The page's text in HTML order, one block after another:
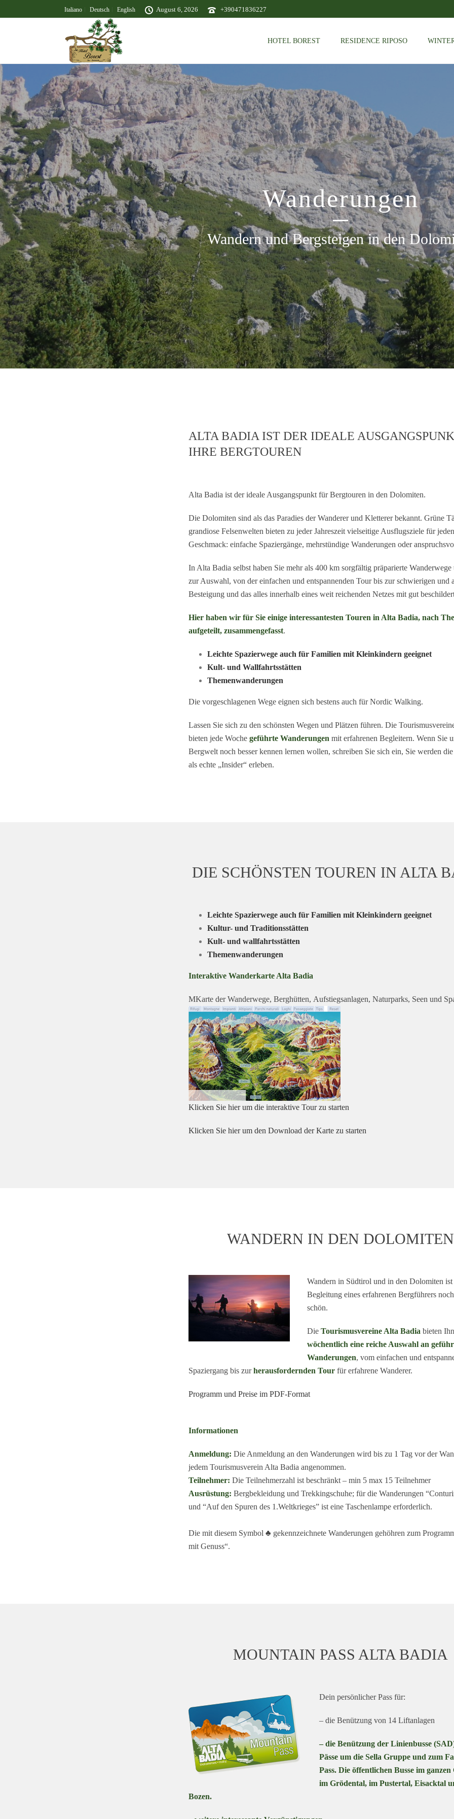
Italiano Deutsch English August 6, 2026 +390471836227
HOTEL BOREST RESIDENCE RIPOSO
Wanderungen
Wandern und Bergsteigen in den
ALTA BADIA IST DER IDEALE
IHRE BERGTOUREN
Alta Badia ist der ideale Ausgangspunkt für Bergtouren in den Dolomiten.
Die Dolomiten sind als das Paradies der Wanderer und Kletterer bekannt. Grüne
grandiose Felsenwelten bieten zu jeder Jahreszeit vielseitige Ausflugsziele für jeden
Geschmack: einfache Spaziergänge, mehrstündige Wanderungen oder
In Alta Badia selbst haben Sie mehr als 400 km sorgfältig präparierte Wanderwege
zur Auswahl, von der einfachen und entspannenden Tour bis zur schwierigen und
Besteigung und das alles innerhalb eines weit reichenden Netzes mit gut
Hier haben wir für Sie einige interessantesten Touren in Alta Badia, nach
aufgeteilt, zusammengefasst.
Leichte Spazierwege auch für Familien mit Kleinkindern geeignet
Kult- und Wallfahrtsstätten
Themenwanderungen
Die vorgeschlagenen Wege eignen sich bestens auch für Nordic Walking.
Lassen Sie sich zu den schönsten Wegen und Plätzen führen. Die
bieten jede Woche geführte Wanderungen mit erfahrenen Begleitern. Wenn Sie
Bergwelt noch besser kennen lernen wollen, schreiben Sie sich ein, Sie werden
als echte „Insider“ erleben.
DIE SCHÖNSTEN TOUREN IN ALTA
Leichte Spazierwege auch für Familien mit Kleinkindern geeignet
Kultur- und Traditionsstätten
Kult- und wallfahrtsstätten
Themenwanderungen
Interaktive Wanderkarte Alta Badia
MKarte der Wanderwege, Berghütten, Aufstiegsanlagen, Naturparks, Seen und
Klicken Sie hier um die interaktive Tour zu starten
Klicken Sie hier um den Download der Karte zu starten
WANDERN IN DEN DOLOMITEN
Wandern in Südtirol und in den Dolomiten ist
Begleitung eines erfahrenen Bergführers
schön.
Die Tourismusvereine Alta Badia bieten
wöchentlich eine reiche Auswahl an
Wanderungen, vom einfachen und
Spaziergang bis zurherausfordernden Tour für erfahrene Wanderer.
Programm und Preise im PDF-Format
Informationen
Anmeldung: Die Anmeldung an den Wanderungen wird bis zu 1 Tag vor der
jedem Tourismusverein Alta Badia angenommen.
Teilnehmer: Die Teilnehmerzahl ist beschränkt – min 5 max 15 Teilnehmer
Ausrüstung: Bergbekleidung und Trekkingschuhe; für die Wanderungen
und “Auf den Spuren des 1.Weltkrieges” ist eine Taschenlampe erforderlich.
Die mit diesem Symbol ♣ gekennzeichnete Wanderungen gehöhren zum
mit Genuss“.
MOUNTAIN PASS ALTA BADIA
Dein persönlicher Pass für:
– die Benützung von 14 Liftanlagen
– die Benützung der Linienbusse
Pässe um die Sella Gruppe und zum
Pass. Die öffentlichen Busse im
im Grödental, im Pustertal, Eisacktal
Bozen.